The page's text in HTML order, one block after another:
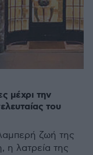
μέχρι την
του
ζωή της
η λατρεία της